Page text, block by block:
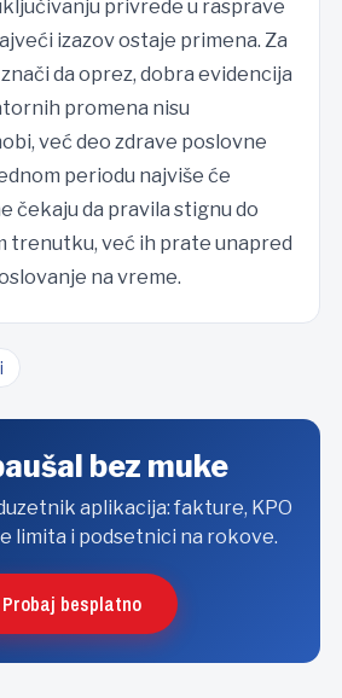
privrede u rasprave
izazov ostaje primena. Za
da oprez, dobra evidencija
promena nisu
već deo zdrave poslovne
periodu najviše će
čekaju da pravila stignu do
trenutku, već ih prate unapred
na vreme.
bez muke
aplikacija: fakture, KPO
limita i podsetnici na rokove.
Probaj besplatno